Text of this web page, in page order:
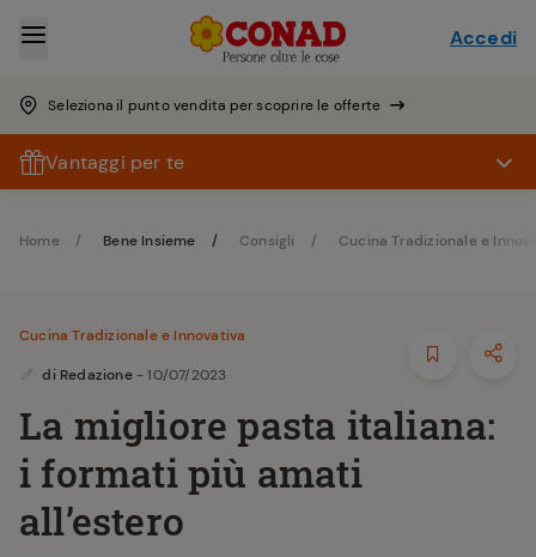
Seleziona il punto vendita per scoprire le offerte
Accedi
Vantaggi per te
Home Bene Insieme Consigli Cucina Tradizionale e
Cucina Tradizionale e Innovativa
di Redazione - 10/07/2023
La migliore pasta italiana:
i formati più amati
all’estero